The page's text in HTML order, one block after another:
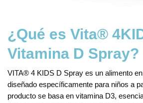
¿Qué es Vita®️
Vitamina D Spray?
VITA®️ 4 KIDS D Spray es un alimento
diseñado específicamente para niños a
producto se basa en vitamina D3,